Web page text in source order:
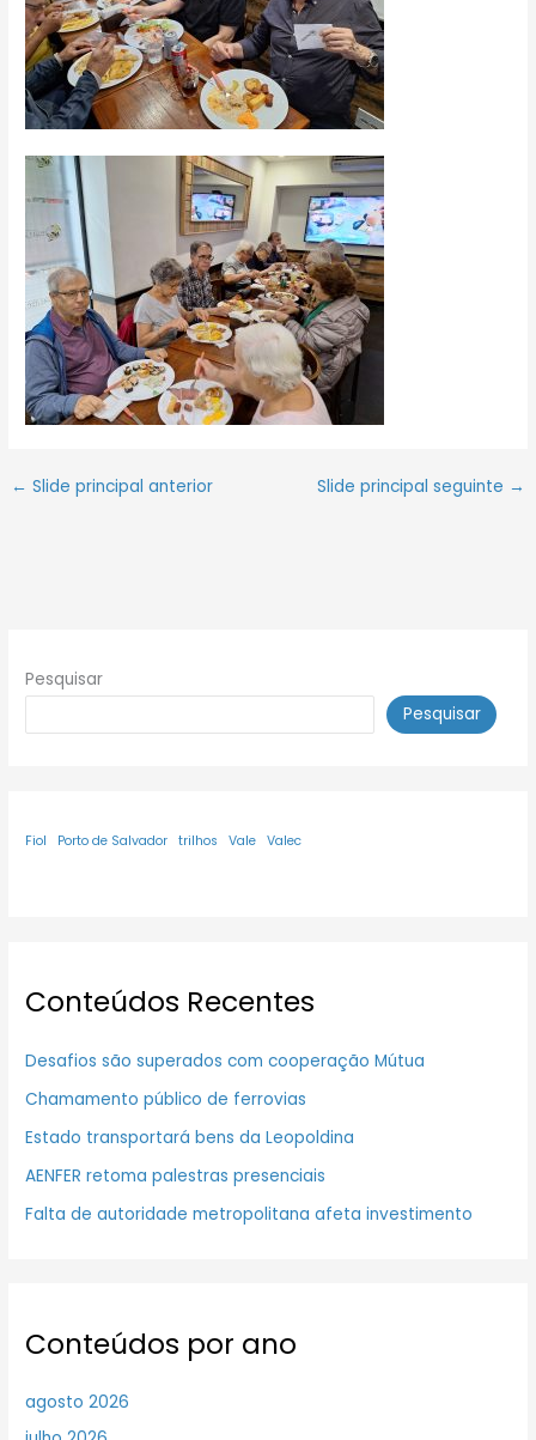
← Slide principal anterior Slide principal seguinte →
Pesquisar
Pesquisar
Fiol Porto de Salvador trilhos Vale Valec
Conteúdos Recentes
Desafios são superados com cooperação Mútua
Chamamento público de ferrovias
Estado transportará bens da Leopoldina
AENFER retoma palestras presenciais
Falta de autoridade metropolitana afeta investimento
Conteúdos por ano
agosto 2026